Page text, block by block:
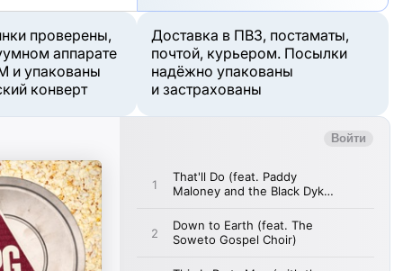
проверены,
аппарате
и упакованы
конверт
Доставка в ПВЗ, постаматы,
почтой, курьером. Посылки
надёжно упакованы
и застрахованы